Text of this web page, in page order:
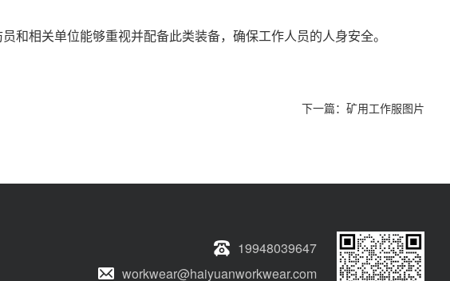
相关单位能够重视并配备此类装备，确保工作人员的人身安全。
下一篇： 矿用工作服图片
19948039647
workwear@haiyuanworkwear.com